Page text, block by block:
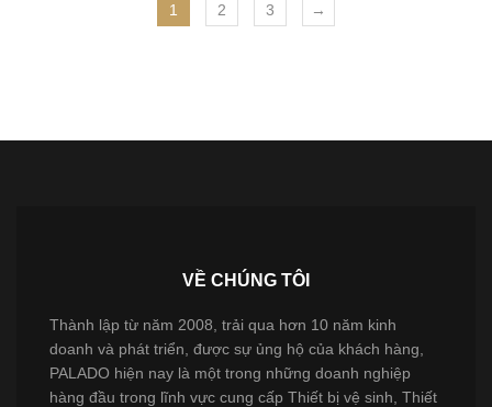
1 2 3 →
VỀ CHÚNG TÔI
Thành lập từ năm 2008, trải qua hơn 10 năm kinh
doanh và phát triển, được sự ủng hộ của khách hàng,
PALADO hiện nay là một trong những doanh nghiệp
hàng đầu trong lĩnh vực cung cấp Thiết bị vệ sinh, Thiết